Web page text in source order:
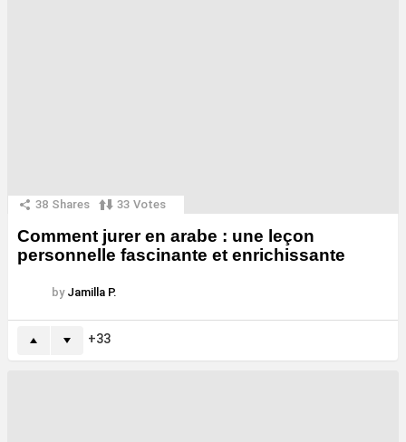
38 Shares 33 Votes
Comment jurer en arabe : une leçon
personnelle fascinante et enrichissante
by Jamilla P.
33